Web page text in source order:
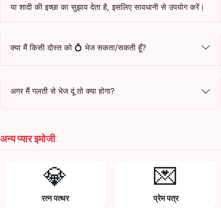
या शादी की इच्छा का सुझाव देता है, इसलिए सावधानी से उपयोग करें।
क्या मैं किसी दोस्त को 💍 भेज सकता/सकती हूँ?
अगर मैं गलती से भेज दूं तो क्या होगा?
अन्य प्यार इमोजी
💎
रत्न पत्थर
💌
प्रेम पत्र